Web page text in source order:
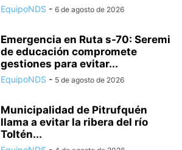
EquipoNDS - 6 de agosto de 2026
Emergencia en Ruta s-70: Seremi
de educación compromete
gestiones para evitar...
EquipoNDS - 5 de agosto de 2026
Municipalidad de Pitrufquén
llama a evitar la ribera del río
Toltén...